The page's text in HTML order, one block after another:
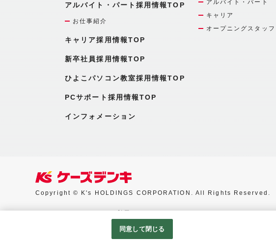
アルバイト・パート採用情報TOP
お仕事紹介
キャリア採用情報TOP
新卒社員採用情報TOP
ひよこパソコン教室採用情報TOP
PCサポート採用情報TOP
インフォメーション
アルバイト・パート
キャリア
オープニングスタッフ
Copyright © K's HOLDINGS CORPORATION. All Rights Reserved.
Googleアナリティクスの利用について
同意して閉じる